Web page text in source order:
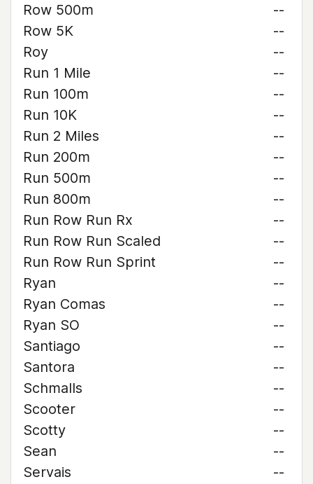
Row 500m
--
Row 5K
--
Roy
--
Run 1 Mile
--
Run 100m
--
Run 10K
--
Run 2 Miles
--
Run 200m
--
Run 500m
--
Run 800m
--
Run Row Run Rx
--
Run Row Run Scaled
--
Run Row Run Sprint
--
Ryan
--
Ryan Comas
--
Ryan SO
--
Santiago
--
Santora
--
Schmalls
--
Scooter
--
Scotty
--
Sean
--
Servais
--